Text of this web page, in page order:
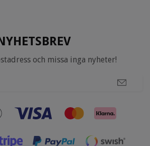
och missa inga nyheter!